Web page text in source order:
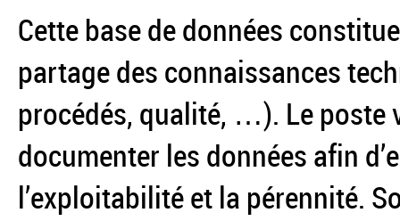
Cette base de données
partage des connaissances
procédés, qualité, …). Le poste
documenter les données afin
l’exploitabilité et la pérennité.